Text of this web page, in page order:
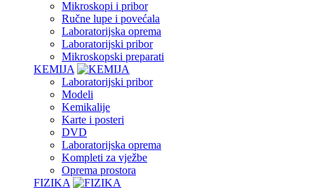
Mikroskopi i pribor
Ručne lupe i povećala
Laboratorijska oprema
Laboratorijski pribor
Mikroskopski preparati
KEMIJA
Laboratorijski pribor
Modeli
Kemikalije
Karte i posteri
DVD
Laboratorijska oprema
Kompleti za vježbe
Oprema prostora
FIZIKA